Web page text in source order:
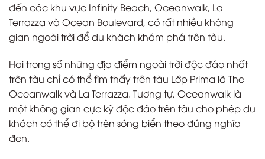
đến các khu vực Infinity Beach, Oceanwalk, La
Terrazza và Ocean Boulevard, có rất nhiều không
gian ngoài trời để du khách khám phá trên tàu.
Hai trong số những địa điểm ngoài trời độc đáo nhất
trên tàu chỉ có thể tìm thấy trên tàu Lớp Prima là The
Oceanwalk và La Terrazza. Tương tự, Oceanwalk là
một không gian cực kỳ độc đáo trên tàu cho phép du
khách có thể đi bộ trên sóng biển theo đúng nghĩa
đen.